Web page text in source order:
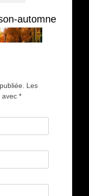
automne
Les
avec *